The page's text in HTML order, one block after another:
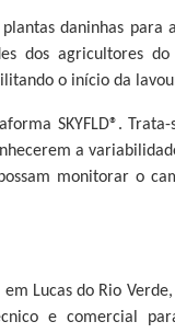
daninhas para
dos agricultores
o início da
SKYFLD®.
a
monitorar o
Lucas do Rio
e comercial